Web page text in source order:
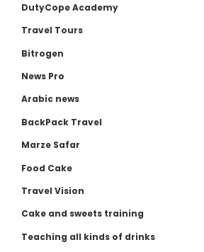
DutyCope Academy
Travel Tours
Bitrogen
News Pro
Arabic news
BackPack Travel
Marze Safar
Food Cake
Travel Vision
Cake and sweets training
Teaching all kinds of drinks